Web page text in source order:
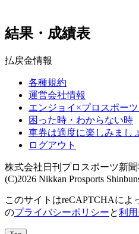
結果・成績表
払戻金情報
各種規約
運営会社情報
エンジョイ×プロスポーツ
困った時・わからない時
車券は適度に楽しみまし
ログアウト
株式会社日刊プロスポーツ新聞
(C)2026 Nikkan Prosports
このサイトはreCAPTCHAによ
のプライバシーポリシーと利